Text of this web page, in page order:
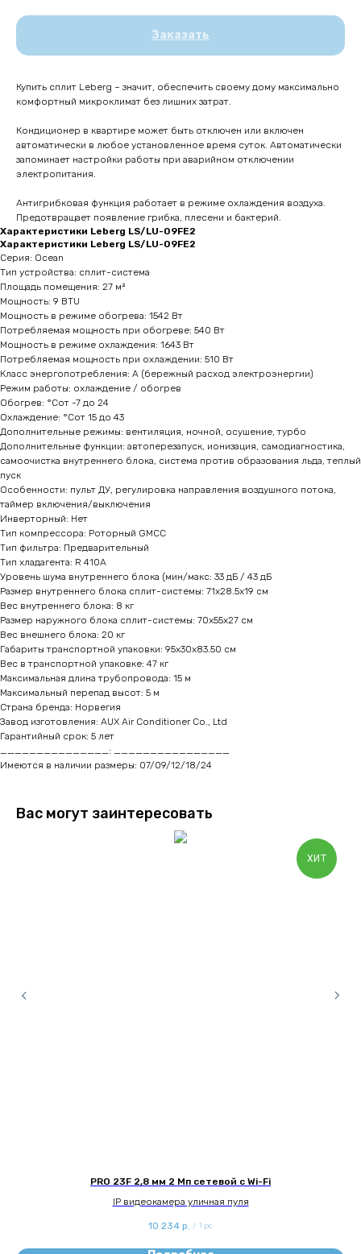
Заказать
Купить сплит Leberg – значит, обеспечить своему дому максимально
комфортный микроклимат без лишних затрат.
Кондиционер в квартире может быть отключен или включен
автоматически в любое установленное время суток. Автоматически
запоминает настройки работы при аварийном отключении
электропитания.
Антигрибковая функция работает в режиме охлаждения воздуха.
Предотвращает появление грибка, плесени и бактерий.
Характеристики Leberg LS/LU-09FE2
Характеристики Leberg LS/LU-09FE2
Серия: Ocean
Тип устройства: сплит-система
Площадь помещения: 27 м²
Мощность: 9 BTU
Мощность в режиме обогрева: 1542 Вт
Потребляемая мощность при обогреве: 540 Вт
Мощность в режиме охлаждения: 1643 Вт
Потребляемая мощность при охлаждении: 510 Вт
Класс энергопотребления: А (бережный расход электроэнергии)
Режим работы: охлаждение / обогрев
Обогрев: °Сот -7 до 24
Охлаждение: °Сот 15 до 43
Дополнительные режимы: вентиляция, ночной, осушение, турбо
Дополнительные функции: автоперезапуск, ионизация, самодиагностика,
самоочистка внутреннего блока, система против образования льда, теплый
пуск
Особенности: пульт ДУ, регулировка направления воздушного потока,
таймер включения/выключения
Инверторный: Нет
Тип компрессора: Роторный GMCC
Тип фильтра: Предварительный
Тип хладагента: R 410A
Уровень шума внутреннего блока (мин/макс: 33 дБ / 43 дБ
Размер внутреннего блока сплит-системы: 71x28.5x19 см
Вес внутреннего блока: 8 кг
Размер наружного блока сплит-системы: 70x55x27 см
Вес внешнего блока: 20 кг
Габариты транспортной упаковки: 95х30х83.50 см
Вес в транспортной упаковке: 47 кг
Максимальная длина трубопровода: 15 м
Максимальный перепад высот: 5 м
Страна бренда: Норвегия
Завод изготовления: AUX Air Conditioner Co., Ltd
Гарантийный срок: 5 лет
_______________: ________________
Имеются в наличии размеры: 07/09/12/18/24
Вас могут заинтересовать
ХИТ
PRO 23F 2,8 мм 2 Мп сетевой с Wi-Fi
IP видеокамера уличная пуля
10 234 р. / 1 pc